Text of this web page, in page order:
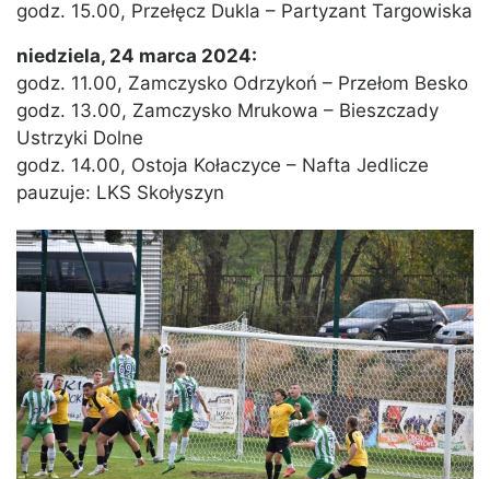
godz. 15.00, Przełęcz Dukla – Partyzant Targowiska
niedziela, 24 marca 2024:
godz. 11.00, Zamczysko Odrzykoń – Przełom Besko
godz. 13.00, Zamczysko Mrukowa – Bieszczady
Ustrzyki Dolne
godz. 14.00, Ostoja Kołaczyce – Nafta Jedlicze
pauzuje: LKS Skołyszyn